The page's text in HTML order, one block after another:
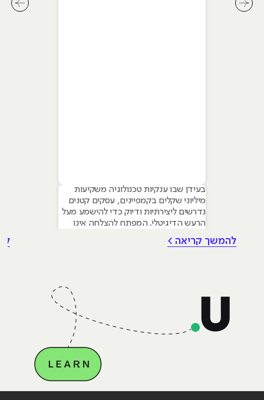
בעידן שבו ענקיות טכנולוגיה משקיעות
מיליוני שקלים בקמפיינים, עסקים קטנים
נדרשים ליצירתיות ודיוק כדי להישמע מעל
הרעש הדיגיטלי. המפתח להצלחה אינו
עקרונות של שיווק דיגיטלי לעסקים קטנים
להמשך קריאה >
לחץ לחץ לשיקופית קודמת בסליידר מאמרים